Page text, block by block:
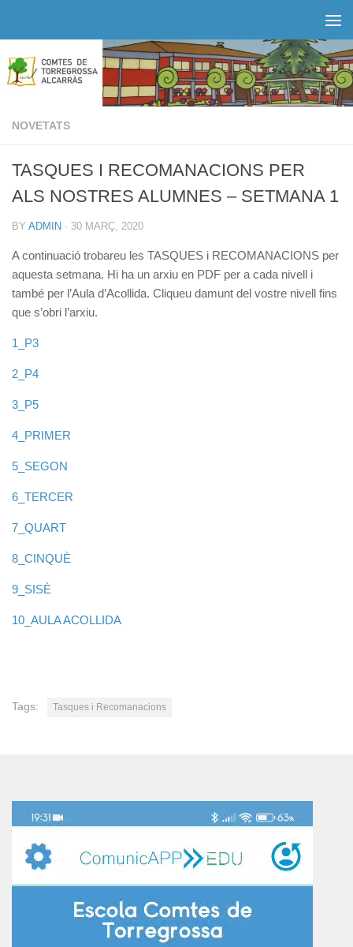
NOVETATS
TASQUES I RECOMANACIONS PER
ALS NOSTRES ALUMNES – SETMANA 1
BY ADMIN · 30 MARÇ, 2020
A continuació trobareu les TASQUES i RECOMANACIONS per
aquesta setmana. Hi ha un arxiu en PDF per a cada nivell i
també per l’Aula d’Acollida. Cliqueu damunt del vostre nivell fins
que s’obri l’arxiu.
1_P3
2_P4
3_P5
4_PRIMER
5_SEGON
6_TERCER
7_QUART
8_CINQUÈ
9_SISÈ
10_AULA ACOLLIDA
Tags: Tasques i Recomanacions
de
vídeo